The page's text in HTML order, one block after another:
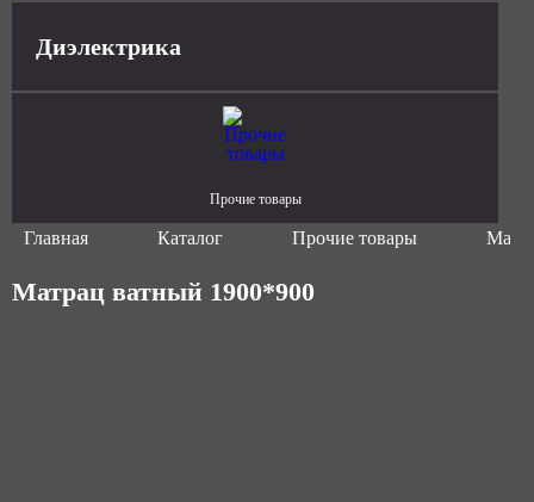
Диэлектрика
Прочие товары
Главная Каталог Прочие товары
Матрац ватный 1900*900